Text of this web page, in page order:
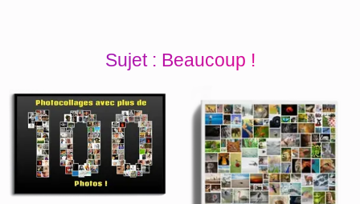
Sujet : Beaucoup !